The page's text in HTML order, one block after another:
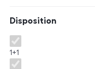
Disposition
Disposition
1+1